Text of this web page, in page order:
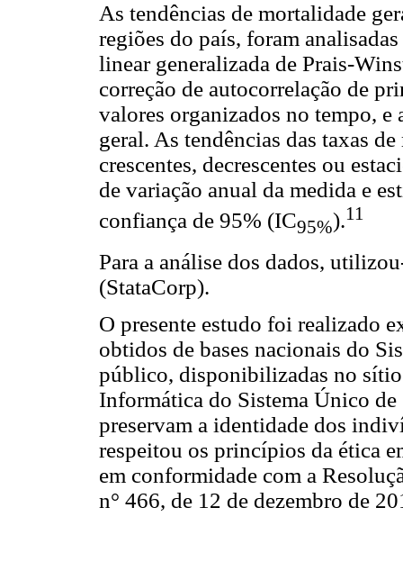
As tendências de mortalidade
regiões do país, foram
linear generalizada de Prais-
correção de autocorrelação de
valores organizados no tempo, e
geral. As tendências das taxas
crescentes, decrescentes ou
de variação anual da medida e
confiança de 95% (IC95%).11
Para a análise dos dados,
(StataCorp).
O presente estudo foi realizado
obtidos de bases nacionais do
público, disponibilizadas no
Informática do Sistema Único de
preservam a identidade dos
respeitou os princípios da ética
em conformidade com a
n° 466, de 12 de dezembro de